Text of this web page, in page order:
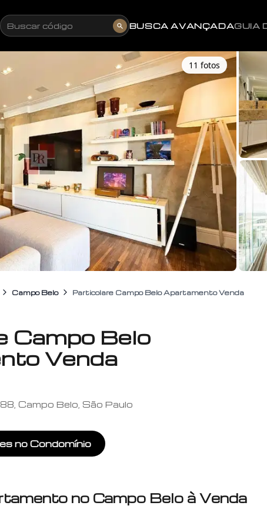
Buscar código BUSCA AVANÇADAGUIA
11 fotos
Campo Belo Particolare Campo Belo Apartamento Venda
Campo Belo
Venda
Campo Belo, São Paulo
no Condomínio
no Campo Belo à Venda